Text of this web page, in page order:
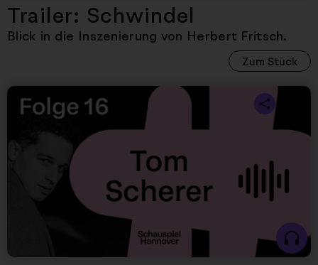
Trailer: Schwindel
Blick in die Inszenierung von Herbert Fritsch.
Zum Stück
Nächster Artikel